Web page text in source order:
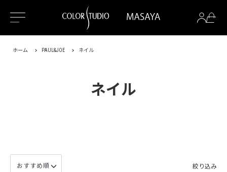
ホーム PAUL&JOE ネイル
ネイル
絞り込み